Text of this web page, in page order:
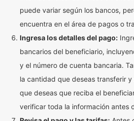
puede variar según los bancos,
encuentra en el área de pagos o
Ingresa los detalles del pago:
bancarios del beneficiario,
y el número de cuenta bancaria.
la cantidad que deseas transferir y
que deseas que reciba el
verificar toda la información antes